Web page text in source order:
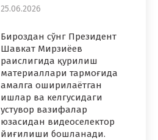
25.06.2026
Бироздан сўнг Президент
Шавкат Мирзиёев
раислигида қурилиш
материаллари тармоғида
амалга оширилаётган
ишлар ва келгусидаги
устувор вазифалар
юзасидан видеоселектор
йиғилиши бошланади.